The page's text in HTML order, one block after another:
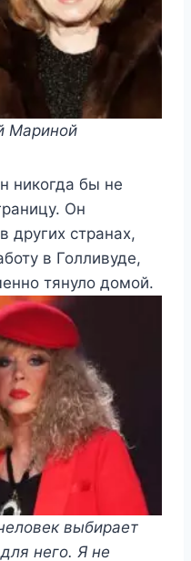
Мариной
никогда бы не
Он
других странах,
в Голливуде,
тянуло домой.
выбирает
него. Я не